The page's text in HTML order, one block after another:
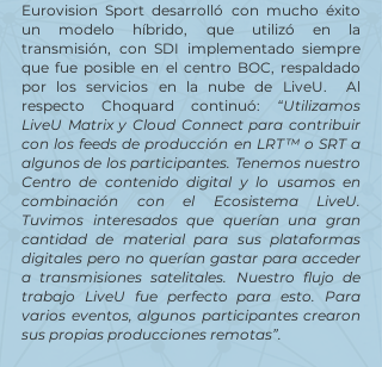
Eurovision Sport desarrolló con mucho éxito
un modelo híbrido, que utilizó en la
transmisión, con SDI implementado siempre
que fue posible en el centro BOC, respaldado
por los servicios en la nube de LiveU.  Al
respecto Choquard continuó: “Utilizamos
LiveU Matrix y Cloud Connect para contribuir
con los feeds de producción en LRT™ o SRT a
algunos de los participantes. Tenemos nuestro
Centro de contenido digital y lo usamos en
combinación con el Ecosistema LiveU.
Tuvimos interesados ​​que querían una gran
cantidad de material para sus plataformas
digitales pero no querían gastar para acceder
a transmisiones satelitales. Nuestro flujo de
trabajo LiveU fue perfecto para esto. Para
varios eventos, algunos participantes crearon
sus propias producciones remotas”.